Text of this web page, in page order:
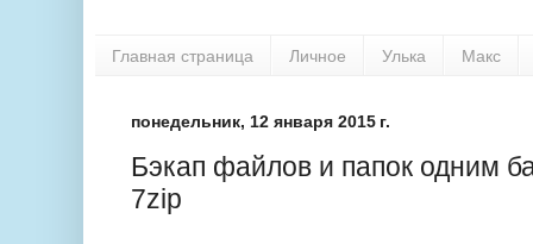
Главная страница Личное Улька Макс
понедельник, 12 января 2015 г.
Бэкап файлов и папок одним
7zip